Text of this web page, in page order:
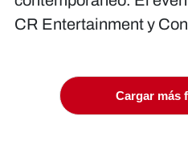
CR Entertainment y
Cargar más